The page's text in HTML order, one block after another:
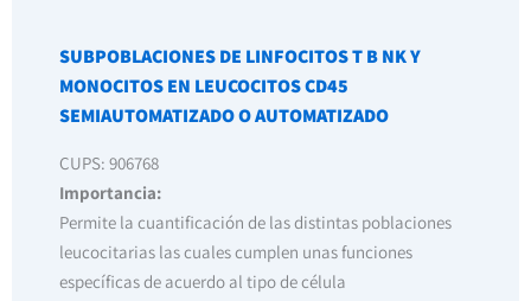
SUBPOBLACIONES DE LINFOCITOS T B NK Y
MONOCITOS EN LEUCOCITOS CD45
SEMIAUTOMATIZADO O AUTOMATIZADO
CUPS: 906768
Importancia:
Permite la cuantificación de las distintas poblaciones
leucocitarias las cuales cumplen unas funciones
específicas de acuerdo al tipo de célula